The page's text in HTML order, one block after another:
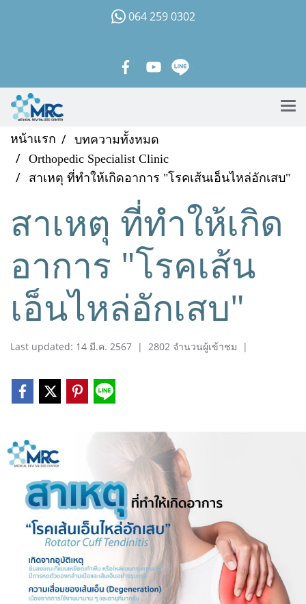
064 259 0302
หน้าแรก
บทความทั้งหมด
Orthopedic Specialist Clinic
สาเหตุ ที่ทำให้เกิดอาการ "โรคเส้นเอ็นไหล่อักเสบ"
สาเหตุ ที่ทำให้เกิด
อาการ "โรคเส้น
เอ็นไหล่อักเสบ"
Last updated: 14 มี.ค. 2567 | 2802 จำนวนผู้เข้าชม |